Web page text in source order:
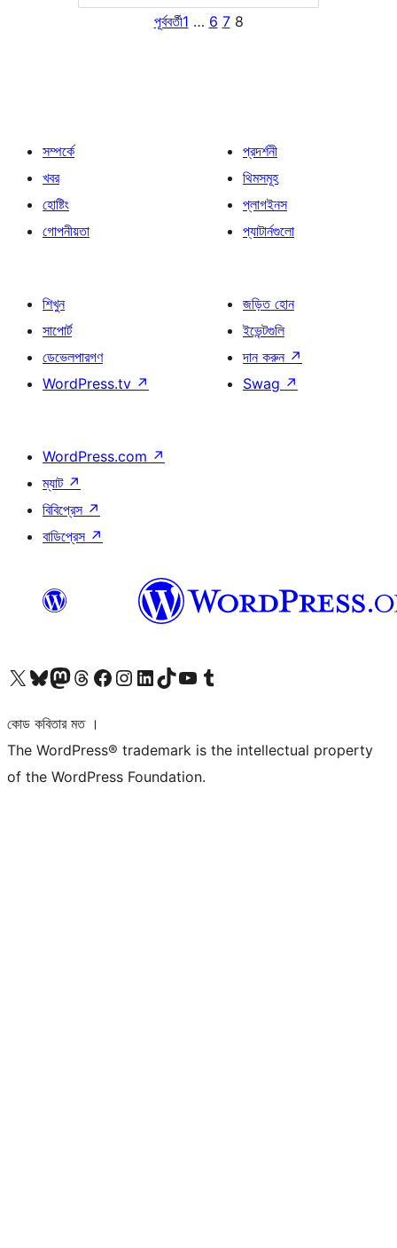
পূর্ববর্তী1 … 6 7 8
সম্পর্কে
খবর
হোষ্টিং
গোপনীয়তা
প্রদর্শনী
থিমসমূহ
প্লাগইনস
প্যাটার্নগুলো
শিখুন
সাপোর্ট
ডেভেলপারগণ
WordPress.tv ↗
জড়িত হোন
ইভেন্টগুলি
দান করুন ↗
Swag ↗
WordPress.com ↗
ম্যাট ↗
বিবিপ্রেস ↗
বাডিপ্রেস ↗
আমাদের X (আগের টুইটার) অ্যাকাউন্টে যানআমাদের Bluesky অ্যাকাউন্টটি দেখুনআমাদের মাস্টোডন অ্যাকাউন্টটি দেখুনআমাদের থ্রেডস অ্যাকাউন্টটি দেখুনআমাদের ফেসবুক পেজ দেখুনআমাদের ইন্সটাগ্রাম অ্যাকাউন্ট দেখুনআমাদের লিঙ্কডইন অ্যাকাউন্টে যানআমাদের TikTok অ্যাকাউন্টটি দেখুনআমাদের ইউটিউব চ্যানেলে যান আমাদের টাম্বলার অ্যাকাউন্ট দেখুন
কোড কবিতার মত ।
The WordPress® trademark is the intellectual property
of the WordPress Foundation.